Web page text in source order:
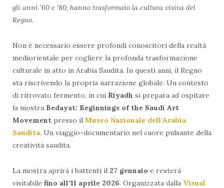
gli anni ’60 e ’80, hanno trasformato la cultura visiva del
Regno.
Non è necessario essere profondi conoscitori della realtà
mediorientale per cogliere la profonda trasformazione
culturale in atto in Arabia Saudita. In questi anni, il Regno
sta riscrivendo la propria narrazione globale. Un contesto
di ritrovato fermento, in cui Riyadh si prepara ad ospitare
la mostra Bedayat: Beginnings of the Saudi Art
Movement presso il Museo Nazionale dell’Arabia
Saudita. Un viaggio-documentario nel cuore pulsante della
creatività saudita.
La mostra aprirà i battenti il 27 gennaio e resterà
visitabile fino all’11 aprile 2026. Organizzata dalla Visual